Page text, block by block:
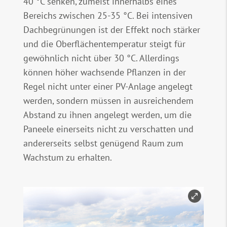
Bereichs zwischen 25-35 °C. Bei intensiven
Dachbegrünungen ist der Effekt noch stärker
und die Oberflächentemperatur steigt für
gewöhnlich nicht über 30 °C. Allerdings
können höher wachsende Pflanzen in der
Regel nicht unter einer PV-Anlage angelegt
werden, sondern müssen in ausreichendem
Abstand zu ihnen angelegt werden, um die
Paneele einerseits nicht zu verschatten und
andererseits selbst genügend Raum zum
Wachstum zu erhalten.